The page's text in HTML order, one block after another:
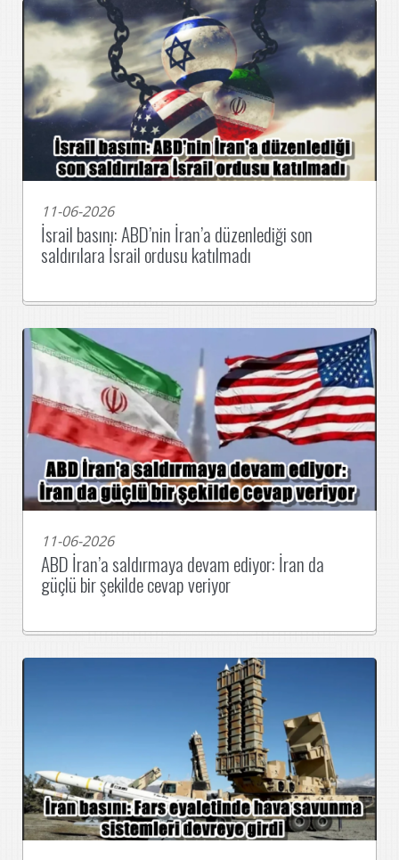
11-06-2026
İsrail basını: ABD’nin İran’a düzenlediği son
saldırılara İsrail ordusu katılmadı
11-06-2026
ABD İran’a saldırmaya devam ediyor: İran da
güçlü bir şekilde cevap veriyor